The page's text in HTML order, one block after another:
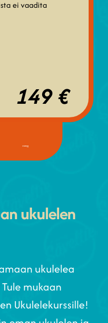
ei vaadita
149 €
ukulelen
ukulelea
mukaan
Ukulelekurssille!